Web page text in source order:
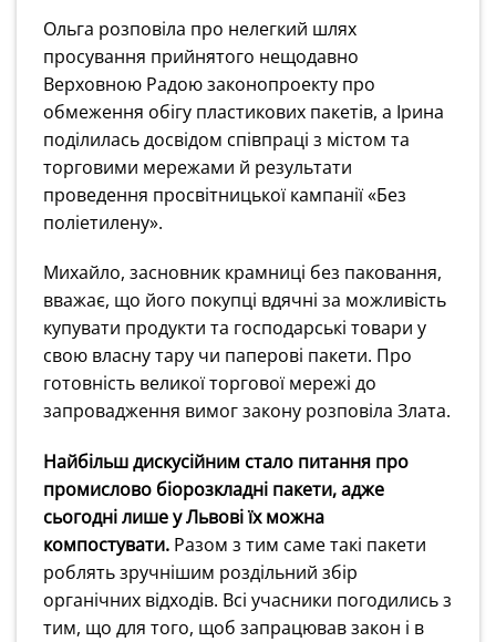
Ольга розповіла про нелегкий шлях
просування прийнятого нещодавно
Верховною Радою законопроекту про
обмеження обігу пластикових пакетів, а Ірина
поділилась досвідом співпраці з містом та
торговими мережами й результати
проведення просвітницької кампанії «Без
поліетилену».
Михайло, засновник крамниці без паковання,
вважає, що його покупці вдячні за можливість
купувати продукти та господарські товари у
свою власну тару чи паперові пакети. Про
готовність великої торгової мережі до
запровадження вимог закону розповіла Злата.
Найбільш дискусійним стало питання про
промислово біорозкладні пакети, адже
сьогодні лише у Львові їх можна
компостувати. Разом з тим саме такі пакети
роблять зручнішим роздільний збір
органічних відходів. Всі учасники погодились з
тим, що для того, щоб запрацював закон і в